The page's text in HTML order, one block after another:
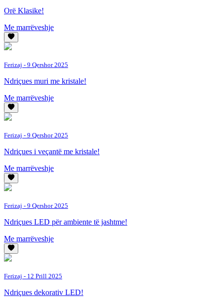
Orë Klasike!
Me marrëveshje
Ferizaj - 9 Qershor 2025
Ndriçues muri me kristale!
Me marrëveshje
Ferizaj - 9 Qershor 2025
Ndriçues i veçantë me kristale!
Me marrëveshje
Ferizaj - 9 Qershor 2025
Ndriçues LED për ambiente të jashtme!
Me marrëveshje
Ferizaj - 12 Prill 2025
Ndriçues dekorativ LED!